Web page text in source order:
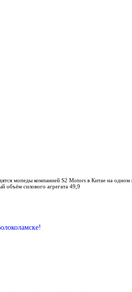
мопеды компанией S2 Motors в Китае на
объём силового агрегата 49,9